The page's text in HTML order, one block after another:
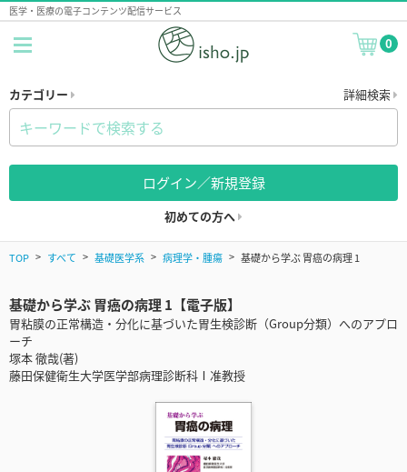
医学・医療の電子コンテンツ配信サービス
0
カテゴリー 詳細検索
ログイン／新規登録
初めての方へ
TOP すべて 基礎医学系 病理学・腫瘍 基礎から学ぶ 胃癌の病理 1
基礎から学ぶ 胃癌の病理 1【電子版】
胃粘膜の正常構造・分化に基づいた胃生検診断（Group分類）へのアプロ
ーチ
塚本 徹哉(著)
藤田保健衛生大学医学部病理診断科Ⅰ准教授